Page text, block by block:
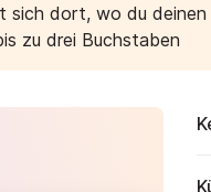
sich dort, wo du
zu drei Buchstaben